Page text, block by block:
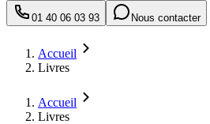
01 40 06 03 93 Nous contacter
Accueil
Livres
Accueil
Livres